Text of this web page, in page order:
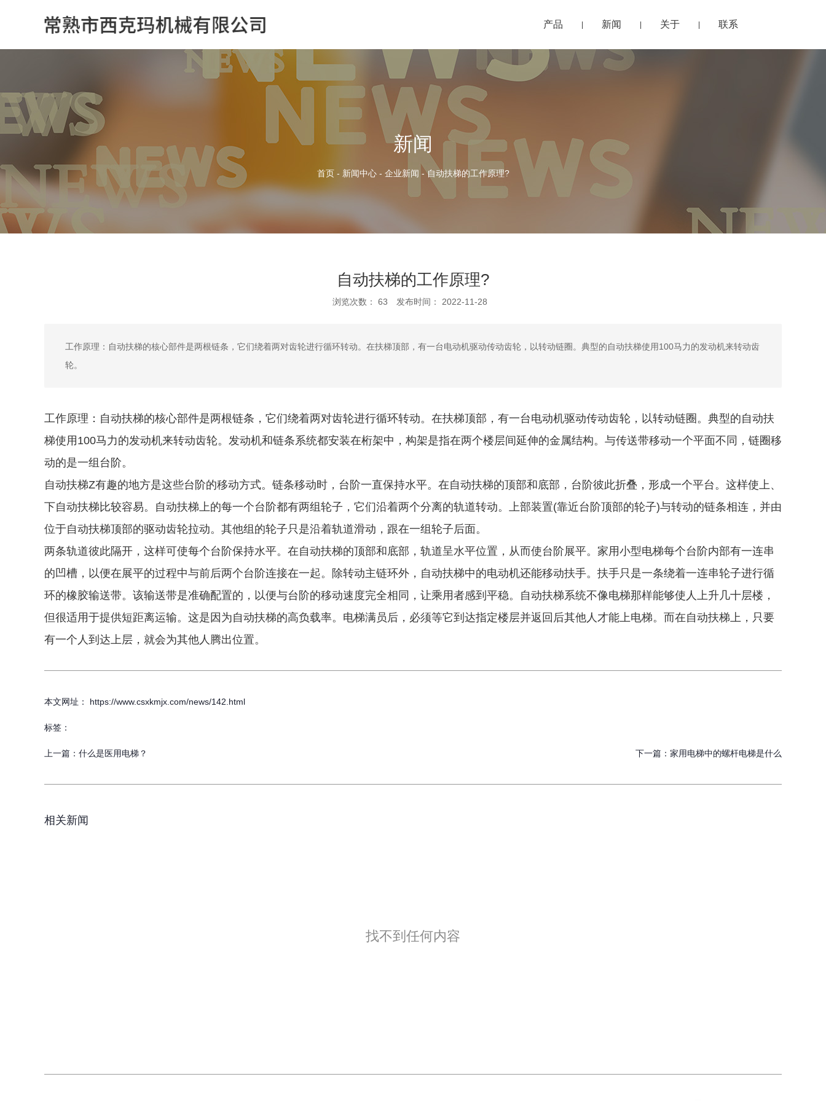
产品 | 新闻 | 关于 | 联系
新闻
首页 - 新闻中心 - 企业新闻 -自动扶梯的工作原理?
自动扶梯的工作原理?
浏览次数： 63 发布时间： 2022-11-28
工作原理：自动扶梯的核心部件是两根链条，它们绕着两对齿轮进行循环转动。在扶梯顶部，有一台电动机驱动传动齿轮，以转动链圈。典型的自动扶梯使用100马力的发动机来转动齿
轮。
工作原理：自动扶梯的核心部件是两根链条，它们绕着两对齿轮进行循环转动。在扶梯顶部，有一台电动机驱动传动齿轮，以转动链圈。典型的自动扶
梯使用100马力的发动机来转动齿轮。发动机和链条系统都安装在桁架中，构架是指在两个楼层间延伸的金属结构。与传送带移动一个平面不同，链圈移
动的是一组台阶。
自动扶梯Z有趣的地方是这些台阶的移动方式。链条移动时，台阶一直保持水平。在自动扶梯的顶部和底部，台阶彼此折叠，形成一个平台。这样使上、
下自动扶梯比较容易。自动扶梯上的每一个台阶都有两组轮子，它们沿着两个分离的轨道转动。上部装置(靠近台阶顶部的轮子)与转动的链条相连，并由
位于自动扶梯顶部的驱动齿轮拉动。其他组的轮子只是沿着轨道滑动，跟在一组轮子后面。
两条轨道彼此隔开，这样可使每个台阶保持水平。在自动扶梯的顶部和底部，轨道呈水平位置，从而使台阶展平。家用小型电梯每个台阶内部有一连串
的凹槽，以便在展平的过程中与前后两个台阶连接在一起。除转动主链环外，自动扶梯中的电动机还能移动扶手。扶手只是一条绕着一连串轮子进行循
环的橡胶输送带。该输送带是准确配置的，以便与台阶的移动速度完全相同，让乘用者感到平稳。自动扶梯系统不像电梯那样能够使人上升几十层楼，
但很适用于提供短距离运输。这是因为自动扶梯的高负载率。电梯满员后，必须等它到达指定楼层并返回后其他人才能上电梯。而在自动扶梯上，只要
有一个人到达上层，就会为其他人腾出位置。
本文网址： https://www.csxkmjx.com/news/142.html
标签：
上一篇： 什么是医用电梯？ 下一篇： 家用电梯中的螺杆电梯是什么
相关新闻
找不到任何内容